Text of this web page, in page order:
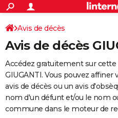
ACTUALITÉS
Politique
Société
Faits Divers
Education
Monde
Villes
+
SPORT
Coupe du monde 2026
Football
Tennis
Cyclisme
Rugby
Forum
Programme TV
TNT
Streaming
Cinéma
Sorties cinéma
Musique
+
FINANCE
Retraite
Epargne
Immobilier
Risques naturels par ville
Banque
Assurance
AUTO
Essais
Réserver un essai
Citadines
Berlines
SUV
Forum auto
+
Avis de décès
Avis de décès
Accédez gratuitement sur cette
GIUGANTI. Vous pouvez
avis de décès ou un avis
nom d'un défunt et/ou le nom
commune dans le moteur de